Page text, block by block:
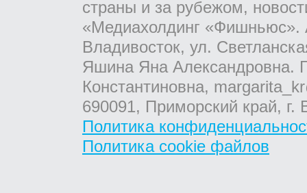
страны и за рубежом,
«Медиахолдинг «Фишньюс».
Владивосток, ул.
Яшина Яна Александровна.
Константиновна,
690091, Приморский край,
Политика
Политика cookie файлов